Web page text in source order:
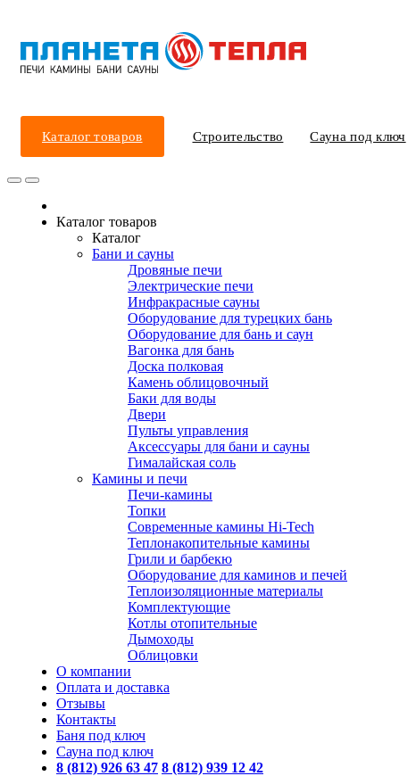
Каталог товаров Строительство Сауна под ключ
Каталог товаров
Каталог
Бани и сауны
Дровяные печи
Электрические печи
Инфракрасные сауны
Оборудование для турецких бань
Оборудование для бань и саун
Вагонка для бань
Доска полковая
Камень облицовочный
Баки для воды
Двери
Пульты управления
Аксессуары для бани и сауны
Гималайская соль
Камины и печи
Печи-камины
Топки
Современные камины Hi-Tech
Теплонакопительные камины
Грили и барбекю
Оборудование для каминов и печей
Теплоизоляционные материалы
Комплектующие
Котлы отопительные
Дымоходы
Облицовки
О компании
Оплата и доставка
Отзывы
Контакты
Баня под ключ
Сауна под ключ
8 (812) 926 63 47 8 (812) 939 12 42